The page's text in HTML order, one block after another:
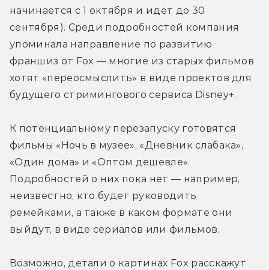
начинается с 1 октября и идёт до 30
сентября). Среди подробностей компания
упоминала направление по развитию
франшиз от Fox — многие из старых фильмов
хотят «переосмыслить» в виде проектов для
будущего стримингового сервиса Disney+.
К потенциальному перезапуску готовятся
фильмы «Ночь в музее», «Дневник слабака»,
«Один дома» и «Оптом дешевле».
Подробностей о них пока нет — например,
неизвестно, кто будет руководить
ремейками, а также в каком формате они
выйдут, в виде сериалов или фильмов.
Возможно, детали о картинах Fox расскажут